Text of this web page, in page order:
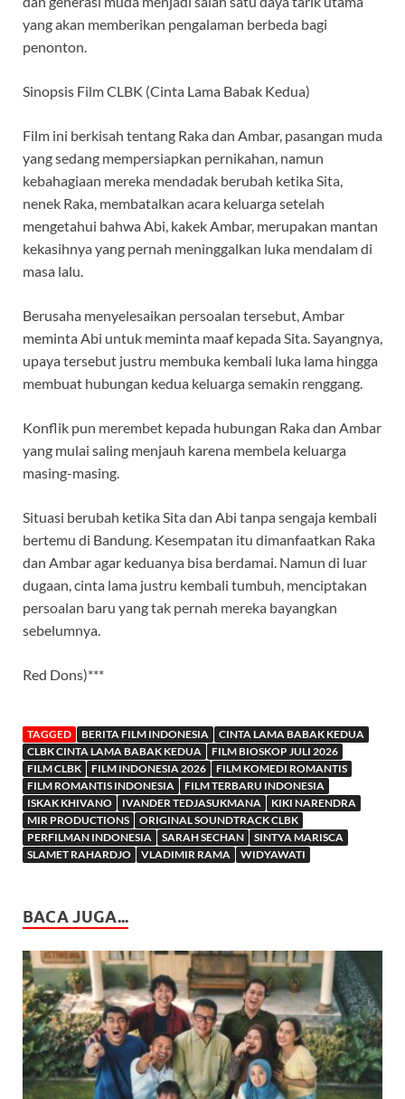
yang akan memberikan pengalaman berbeda bagi
penonton.
Sinopsis Film CLBK (Cinta Lama Babak Kedua)
Film ini berkisah tentang Raka dan Ambar, pasangan muda
yang sedang mempersiapkan pernikahan, namun
kebahagiaan mereka mendadak berubah ketika Sita,
nenek Raka, membatalkan acara keluarga setelah
mengetahui bahwa Abi, kakek Ambar, merupakan mantan
kekasihnya yang pernah meninggalkan luka mendalam di
masa lalu.
Berusaha menyelesaikan persoalan tersebut, Ambar
meminta Abi untuk meminta maaf kepada Sita. Sayangnya,
upaya tersebut justru membuka kembali luka lama hingga
membuat hubungan kedua keluarga semakin renggang.
Konflik pun merembet kepada hubungan Raka dan Ambar
yang mulai saling menjauh karena membela keluarga
masing-masing.
Situasi berubah ketika Sita dan Abi tanpa sengaja kembali
bertemu di Bandung. Kesempatan itu dimanfaatkan Raka
dan Ambar agar keduanya bisa berdamai. Namun di luar
dugaan, cinta lama justru kembali tumbuh, menciptakan
persoalan baru yang tak pernah mereka bayangkan
sebelumnya.
Red Dons)***
TAGGED BERITA FILM INDONESIA
CINTA LAMA BABAK KEDUA
CLBK CINTA LAMA BABAK KEDUA
FILM BIOSKOP JULI 2026
FILM CLBK
FILM INDONESIA 2026
FILM KOMEDI ROMANTIS
FILM ROMANTIS INDONESIA
FILM TERBARU INDONESIA
ISKAK KHIVANO
IVANDER TEDJASUKMANA
KIKI NARENDRA
MIR PRODUCTIONS
ORIGINAL SOUNDTRACK CLBK
PERFILMAN INDONESIA
SARAH SECHAN
SINTYA MARISCA
SLAMET RAHARDJO
VLADIMIR RAMA WIDYAWATI
BACA JUGA...